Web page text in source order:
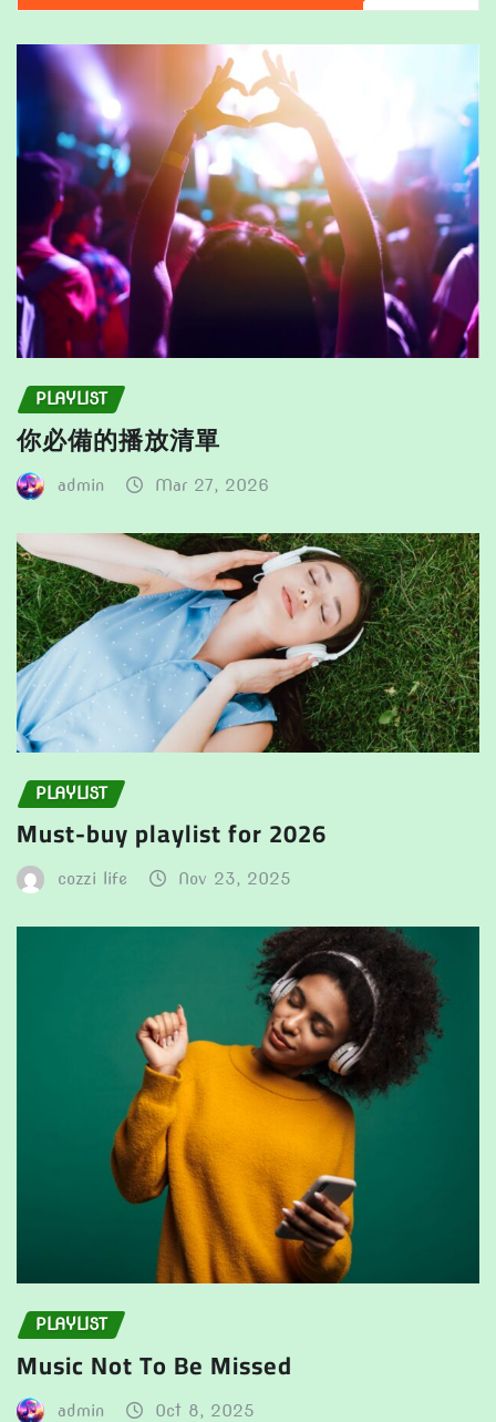
may
be
the
product
page
may
be
product
page
PLAYLIST
你必備的播放清單
admin Mar 27, 2026
PLAYLIST
Must-buy playlist for 2026
cozzi life Nov 23, 2025
PLAYLIST
Music Not To Be Missed
admin Oct 8, 2025